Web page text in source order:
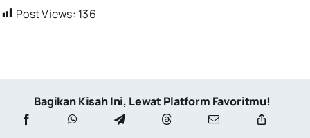
Post Views: 136
Bagikan Kisah Ini, Lewat Platform Favoritmu!